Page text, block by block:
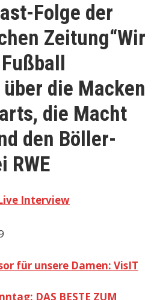
Folge der
Zeitung“Wir
die Macken
die Macht
den Böller-
RWE
Interview
für unsere Damen: VisIT
DAS BESTE ZUM